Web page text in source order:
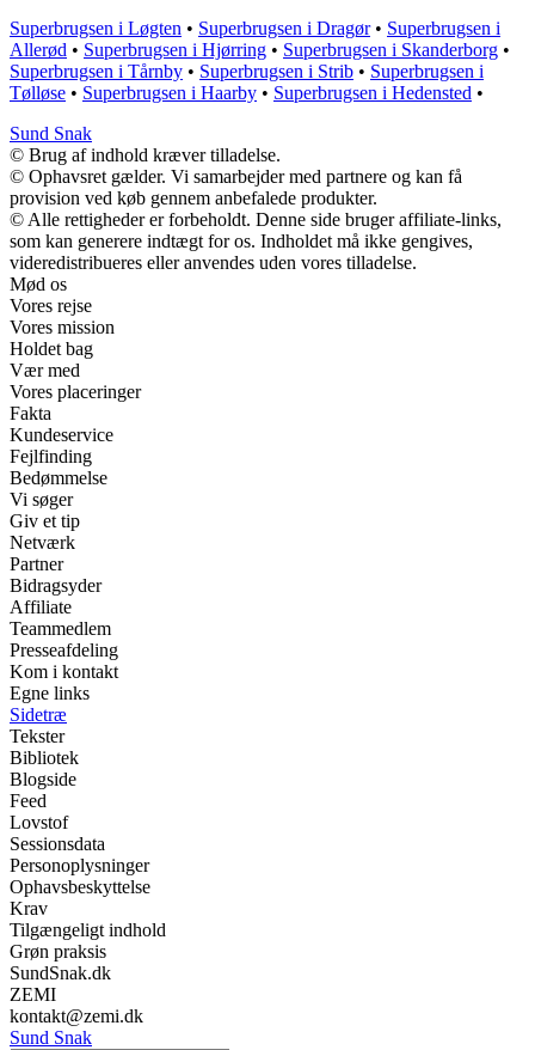
Superbrugsen i Løgten • Superbrugsen i Dragør• Superbrugsen i
Allerød • Superbrugsen i Hjørring • Superbrugsen i Skanderborg •
Superbrugsen i Tårnby • Superbrugsen i Strib • Superbrugsen i
Tølløse • Superbrugsen i Haarby • Superbrugsen i Hedensted •
Sund Snak
© Brug af indhold kræver tilladelse.
© Ophavsret gælder. Vi samarbejder med partnere og kan få
provision ved køb gennem anbefalede produkter.
© Alle rettigheder er forbeholdt. Denne side bruger affiliate-links,
som kan generere indtægt for os. Indholdet må ikke gengives,
videredistribueres eller anvendes uden vores tilladelse.
Mød os
Vores rejse
Vores mission
Holdet bag
Vær med
Vores placeringer
Fakta
Kundeservice
Fejlfinding
Bedømmelse
Vi søger
Giv et tip
Netværk
Partner
Bidragsyder
Affiliate
Teammedlem
Presseafdeling
Kom i kontakt
Egne links
Sidetræ
Tekster
Bibliotek
Blogside
Feed
Lovstof
Sessionsdata
Personoplysninger
Ophavsbeskyttelse
Krav
Tilgængeligt indhold
Grøn praksis
SundSnak.dk
ZEMI
kontakt@zemi.dk
Sund Snak